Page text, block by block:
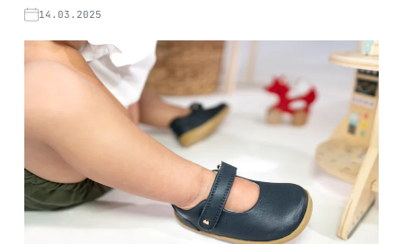
14.03.2025